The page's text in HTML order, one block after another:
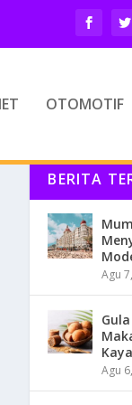
OTOMOTIF
BERITA
Agu
Agu